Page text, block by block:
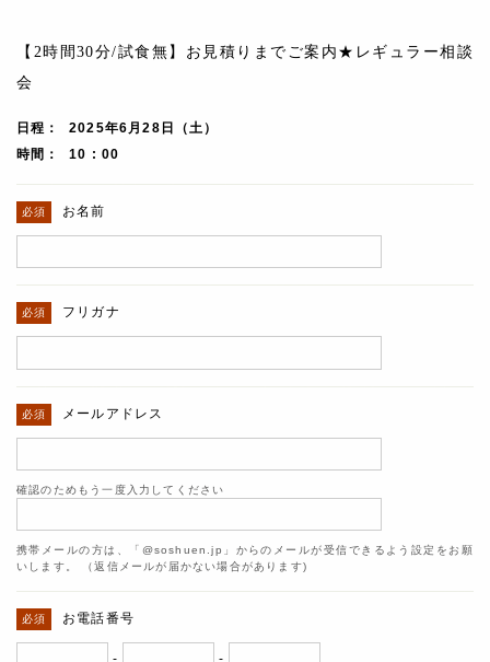
【2時間30分/試食無】お見積りまでご案内★レギュラー相談
会
日程
2025年6月28日（土）
時間
10 : 00
お名前
フリガナ
メールアドレス
確認のためもう一度入力してください
携帯メールの方は、「@soshuen.jp」からのメールが受信できるよう設定をお願
いします。 （返信メールが届かない場合があります)
お電話番号
- -